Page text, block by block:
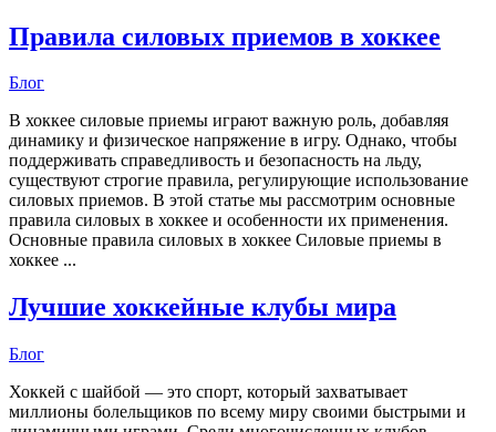
Правила силовых приемов в хоккее
Блог
В хоккее силовые приемы играют важную роль, добавляя
динамику и физическое напряжение в игру. Однако, чтобы
поддерживать справедливость и безопасность на льду,
существуют строгие правила, регулирующие использование
силовых приемов. В этой статье мы рассмотрим основные
правила силовых в хоккее и особенности их применения.
Основные правила силовых в хоккее Силовые приемы в
хоккее ...
Лучшие хоккейные клубы мира
Блог
Хоккей с шайбой — это спорт, который захватывает
миллионы болельщиков по всему миру своими быстрыми и